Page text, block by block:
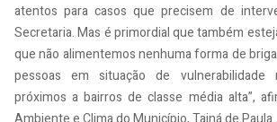
atentos para casos que precisem de
Secretaria. Mas é primordial que também
que não alimentemos nenhuma forma de
pessoas em situação de vulnerabilidade
próximos a bairros de classe média alta”,